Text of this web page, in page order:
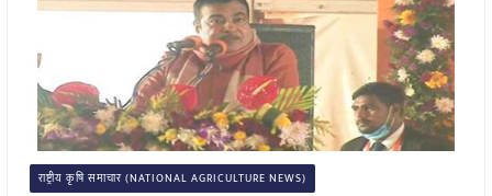
राष्ट्रीय कृषि समाचार (NATIONAL AGRICULTURE NEWS)